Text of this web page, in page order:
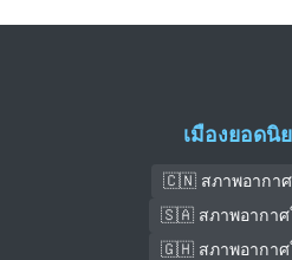
เมืองยอดนิ
🇨🇳 สภาพอากาศ
🇸🇦 สภาพอากาศ
🇬🇭 สภาพอากาศ